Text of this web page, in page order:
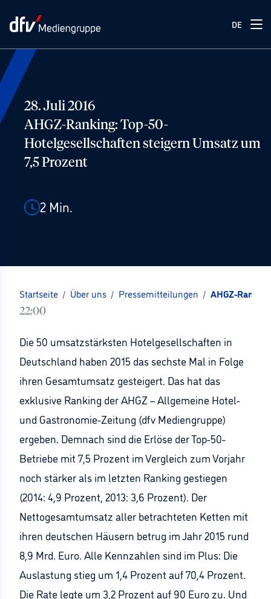
DE
28. Juli 2016
AHGZ-Ranking: Top-50-
Hotelgesellschaften steigern Umsatz um
7,5 Prozent
2 Min.
Startseite / Über uns / Pressemitteilungen / AHGZ-
22:00
Die 50 umsatzstärksten Hotelgesellschaften in
Deutschland haben 2015 das sechste Mal in Folge
ihren Gesamtumsatz gesteigert. Das hat das
exklusive Ranking der AHGZ – Allgemeine Hotel-
und Gastronomie-Zeitung (dfv Mediengruppe)
ergeben. Demnach sind die Erlöse der Top-50-
Betriebe mit 7,5 Prozent im Vergleich zum Vorjahr
noch stärker als im letzten Ranking gestiegen
(2014: 4,9 Prozent, 2013: 3,6 Prozent). Der
Nettogesamtumsatz aller betrachteten Ketten mit
ihren deutschen Häusern betrug im Jahr 2015 rund
8,9 Mrd. Euro. Alle Kennzahlen sind im Plus: Die
Auslastung stieg um 1,4 Prozent auf 70,4 Prozent.
Die Rate legte um 3,2 Prozent auf 90 Euro zu. Und